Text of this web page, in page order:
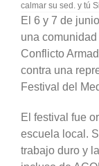
calmar su sed. y tú
El 6 y 7 de
una
Conflicto
contra una
Festival del
El festival fue
escuela local.
trabajo duro y